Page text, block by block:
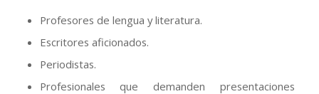
Profesores de lengua y literatura.
Escritores aficionados.
Periodistas.
Profesionales que demanden presentaciones